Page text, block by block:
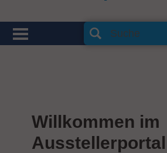
Willkommen im
Ausstellerportal